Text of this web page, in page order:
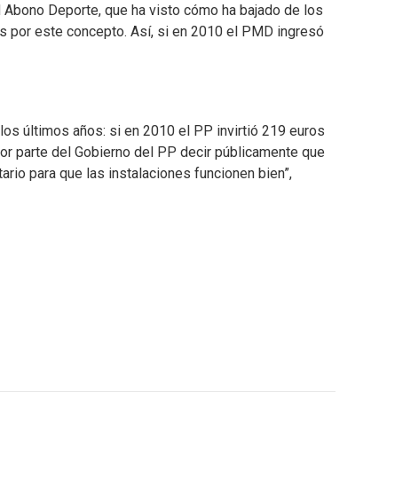
Deporte, que ha visto cómo ha bajado de los
por este concepto. Así, si en 2010 el PMD ingresó
últimos años: si en 2010 el PP invirtió 219 euros
parte del Gobierno del PP decir públicamente que
para que las instalaciones funcionen bien”,